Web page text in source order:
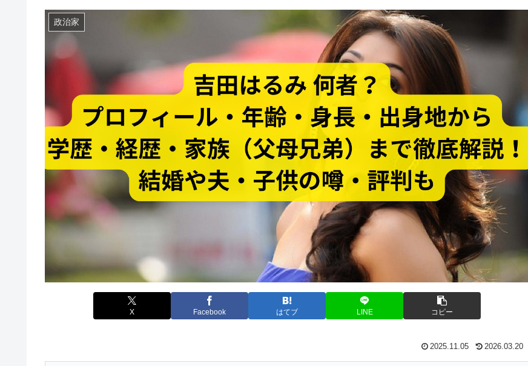
政治家
X Facebook はてブ LINE コピー
2025.11.05 2026.03.20